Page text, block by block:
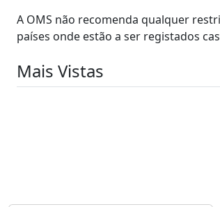
A OMS não recomenda qualquer
países onde estão a ser registados
Mais Vistas